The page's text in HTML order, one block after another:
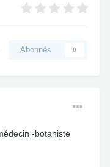
Abonnés 0
-botaniste